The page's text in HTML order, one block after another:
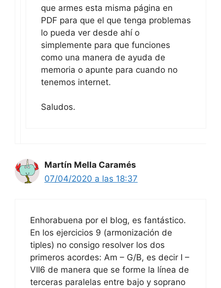
que armes esta misma página en
PDF para que el que tenga problemas
lo pueda ver desde ahí o
simplemente para que funciones
como una manera de ayuda de
memoria o apunte para cuando no
tenemos internet.
Saludos.
Martín Mella Caramés
07/04/2020 a las 18:37
Enhorabuena por el blog, es fantástico.
En los ejercicios 9 (armonización de
tiples) no consigo resolver los dos
primeros acordes: Am – G/B, es decir I –
VII6 de manera que se forme la línea de
terceras paralelas entre bajo y soprano